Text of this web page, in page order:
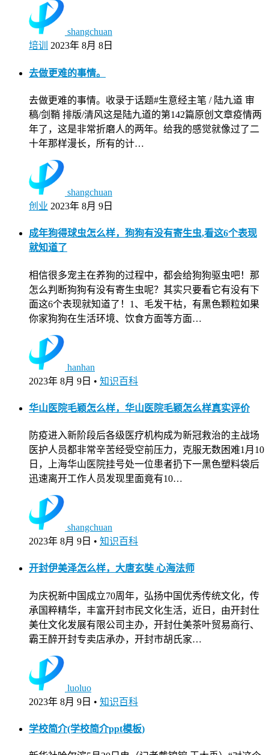
shangchuan
培训 2023年 8月 8日
去做更难的事情。
去做更难的事情。收录于话题#生意经主笔 / 陆九道 审
稿/剑鞘 排版/清风这是陆九道的第142篇原创文章疫情两
年了，这是非常折磨人的两年。给我的感觉就像过了二
十年那样漫长，所有的计…
shangchuan
创业 2023年 8月 9日
成年狗得球虫怎么样，狗狗有没有寄生虫,看这6个表现
就知道了
相信很多宠主在养狗的过程中，都会给狗狗驱虫吧！那
怎么判断狗狗有没有寄生虫呢？其实只要看它有没有下
面这6个表现就知道了！1、毛发干枯，有黑色颗粒如果
你家狗狗在生活环境、饮食方面等方面…
hanhan
2023年 8月 9日 • 知识百科
华山医院毛颖怎么样，华山医院毛颖怎么样真实评价
防疫进入新阶段后各级医疗机构成为新冠救治的主战场
医护人员都非常辛苦经受空前压力，克服无数困难1月10
日，上海华山医院挂号处一位患者扔下一黑色塑料袋后
迅速离开工作人员发现里面竟有10…
shangchuan
2023年 8月 9日 • 知识百科
开封伊美泽怎么样，大唐玄奘 心海法师
为庆祝新中国成立70周年，弘扬中国优秀传统文化，传
承国粹精华，丰富开封市民文化生活，近日，由开封仕
美仕文化发展有限公司主办，开封仕美茶叶贸易商行、
霸王醉开封专卖店承办，开封市胡氏家…
luoluo
2023年 8月 9日 • 知识百科
学校简介(学校简介ppt模板)